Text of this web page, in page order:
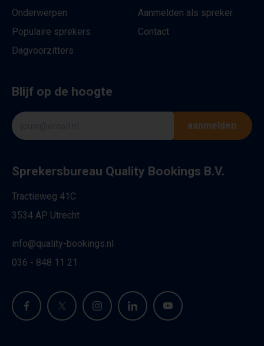
Onderwerpen
Populaire sprekers
Dagvoorzitters
Aanmelden als spreker
Contact
Blijf op de hoogte
aanmelden
Sprekersbureau Quality Bookings B.V.
Tractieweg 41C
3534 AP Utrecht
info@quality-bookings.nl
036 - 848 11 21